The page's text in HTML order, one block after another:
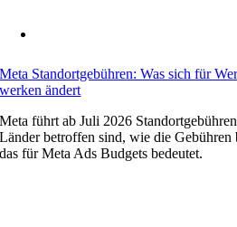
Meta Stand­ort­ge­büh­ren: Was sich für
wer­ken än­dert
Meta führt ab Juli 2026
Län­der be­trof­fen sind, wie die Ge­büh­ren
das für Meta Ads Bud­gets be­deu­tet.